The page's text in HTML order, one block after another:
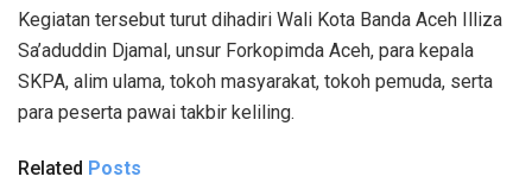
Kegiatan tersebut turut dihadiri Wali Kota Banda Aceh Illiza
Sa’aduddin Djamal, unsur Forkopimda Aceh, para kepala
SKPA, alim ulama, tokoh masyarakat, tokoh pemuda, serta
para peserta pawai takbir keliling.
Related Posts